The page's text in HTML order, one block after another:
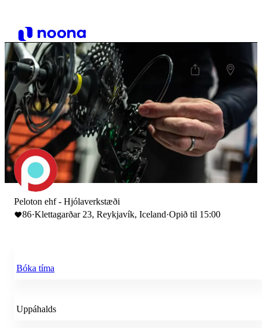
Peloton ehf - Hjólaverkstæði
86·Klettagarðar 23, Reykjavík, Iceland·Opið til 15:00
Bóka tíma
Uppáhalds